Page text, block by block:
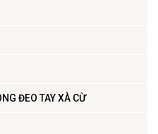
ĐEO TAY XÀ CỪ